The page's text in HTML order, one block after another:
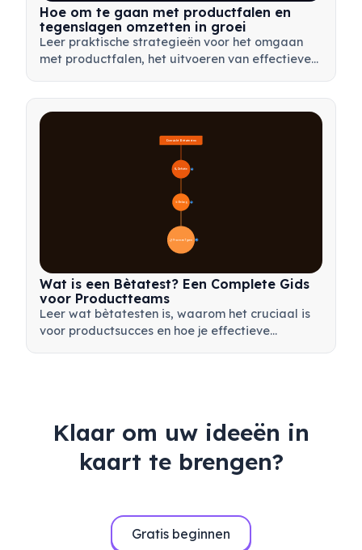
Hoe om te gaan met productfalen en
tegenslagen omzetten in groei
Leer praktische strategieën voor het omgaan
met productfalen, het uitvoeren van effectieve
je team.
🔍 Definitie 4
🎯 Belang 7
📋 Proces en Typen
Overzicht Bètatesten
Wat is een Bètatest? Een Complete Gids
voor Productteams
Leer wat bètatesten is, waarom het cruciaal is
voor productsucces en hoe je effectieve
Klaar om uw ideeën in
kaart te brengen?
Gratis beginnen